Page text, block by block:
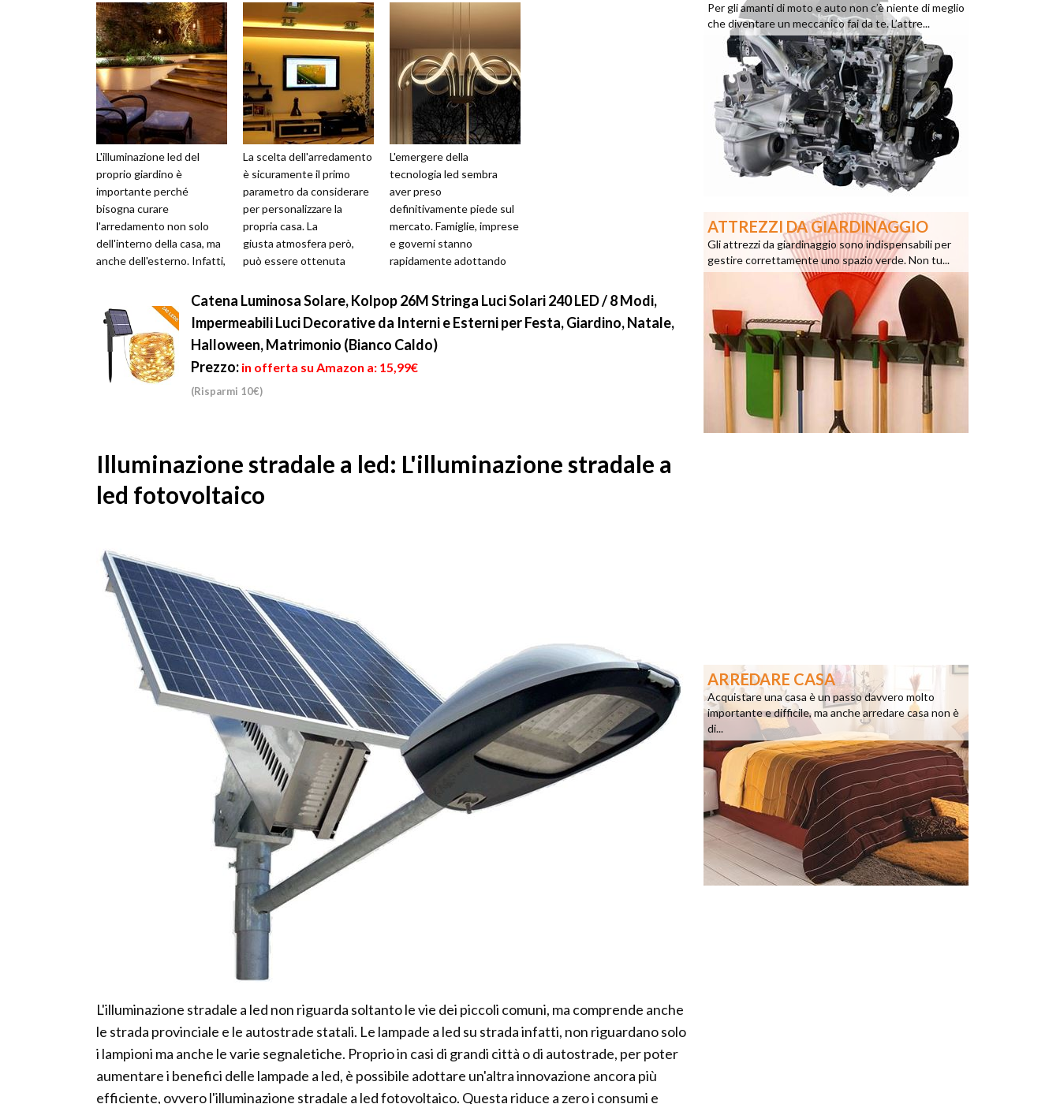
L'illuminazione led del
proprio giardino è
importante perché
bisogna curare
l'arredamento non solo
dell'interno della casa, ma
anche dell'esterno. Infatti,
La scelta dell'arredamento
è sicuramente il primo
parametro da considerare
per personalizzare la
propria casa. La
giusta atmosfera però,
può essere ottenuta
corretta combinazione ...
L'emergere della
tecnologia led sembra
aver preso
definitivamente piede sul
mercato. Famiglie, imprese
e governi stanno
rapidamente adottando
per le loro esigenze di
illuminaz...
Catena Luminosa Solare, Kolpop 26M Stringa Luci Solari 240 LED / 8 Modi,
Impermeabili Luci Decorative da Interni e Esterni per Festa, Giardino, Natale,
Halloween, Matrimonio (Bianco Caldo)
Prezzo: in offerta su Amazon a: 15,99€
(Risparmi 10€)
Illuminazione stradale a led: L'illuminazione stradale a
led fotovoltaico
L'illuminazione stradale a led non riguarda soltanto le vie dei piccoli comuni, ma comprende anche
le strada provinciale e le autostrade statali. Le lampade a led su strada infatti, non riguardano solo
i lampioni ma anche le varie segnaletiche. Proprio in casi di grandi città o di autostrade, per poter
aumentare i benefici delle lampade a led, è possibile adottare un'altra innovazione ancora più
efficiente, ovvero l'illuminazione stradale a led fotovoltaico. Questa riduce a zero i consumi e
Per gli amanti di moto e auto non c’è niente di meglio
che diventare un meccanico fai da te. L’attre...
ATTREZZI DA GIARDINAGGIO
Gli attrezzi da giardinaggio sono indispensabili per
gestire correttamente uno spazio verde. Non tu...
ARREDARE CASA
Acquistare una casa è un passo davvero molto
importante e difficile, ma anche arredare casa non è
di...